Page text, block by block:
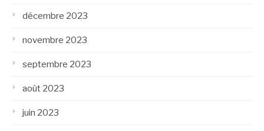
décembre 2023
novembre 2023
septembre 2023
août 2023
juin 2023